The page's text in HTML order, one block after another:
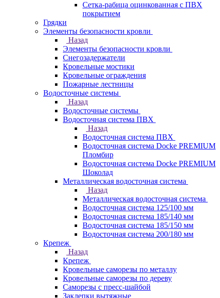
Сетка-рабица оцинкованная с ПВХ
покрытием
Грядки
Элементы безопасности кровли
Назад
Элементы безопасности кровли
Снегозадержатели
Кровельные мостики
Кровельные ограждения
Пожарные лестницы
Водосточные системы
Назад
Водосточные системы
Водосточная система ПВХ
Назад
Водосточная система ПВХ
Водосточная система Docke PREMIUM
Пломбир
Водосточная система Docke PREMIUM
Шоколад
Металлическая водосточная система
Назад
Металлическая водосточная система
Водосточная система 125/100 мм
Водосточная система 185/140 мм
Водосточная система 185/150 мм
Водосточная система 200/180 мм
Крепеж
Назад
Крепеж
Кровельные саморезы по металлу
Кровельные саморезы по дереву
Саморезы с пресс-шайбой
Заклепки вытяжные